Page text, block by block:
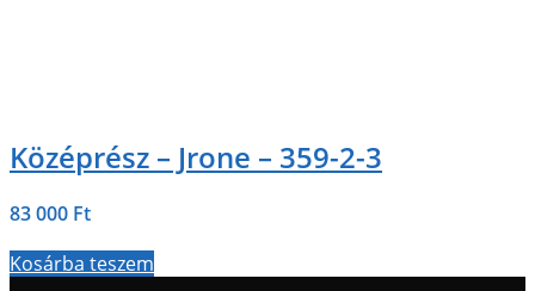
Középrész – Jrone – 359-2-3
83 000 Ft
Kosárba teszem